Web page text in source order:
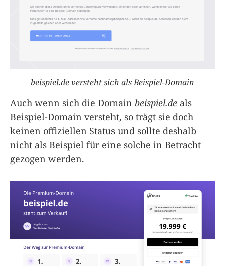
beispiel.de versteht sich als Beispiel-Domain
Auch wenn sich die Domain beispiel.de als
Beispiel-Domain versteht, so trägt sie doch
keinen offiziellen Status und sollte deshalb
nicht als Beispiel für eine solche in Betracht
gezogen werden.